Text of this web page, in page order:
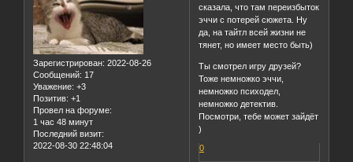
Зарегистрирован: 2022-08-26
Сообщений: 17
Уважение: +3
Позитив: +1
Провел на форуме:
1 час 48 минут
Последний визит:
2022-08-30 22:48:04
сказала, что там переизбыток
эччи с потерей сюжета. Ну
да, на тайтл всей жизни не
тянет, но имеет место быть)
Ты смотрел игру друзей?
Тоже немножко эччи,
немножко психодел,
немножко детектив.
Посмотри, тебе может зайдёт
)
0